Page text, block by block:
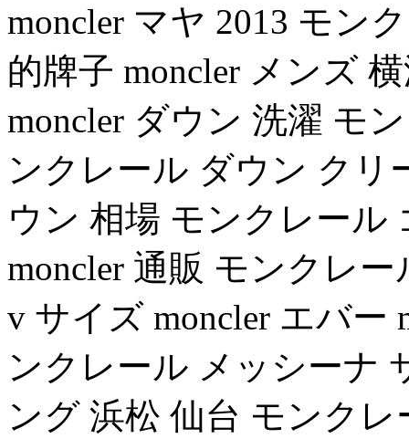
moncler マヤ 2013 モン
的牌子 moncler メンズ
moncler ダウン 洗濯 モ
ンクレール ダウン クリ
ウン 相場 モンクレール
moncler 通販 モンクレ
v サイズ moncler エバー
ンクレール メッシーナ
ング 浜松 仙台 モンク